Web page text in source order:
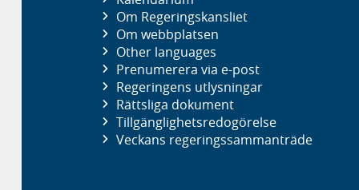
Om Regeringskansliet
Om webbplatsen
Other languages
Prenumerera via e-post
Regeringens utlysningar
Rättsliga dokument
Tillgänglighetsredogörelse
Veckans regeringssammanträde